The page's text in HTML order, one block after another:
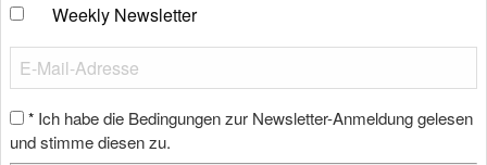
Weekly Newsletter
* Ich habe die Bedingungen zur Newsletter-Anmeldung gelesen
und stimme diesen zu.